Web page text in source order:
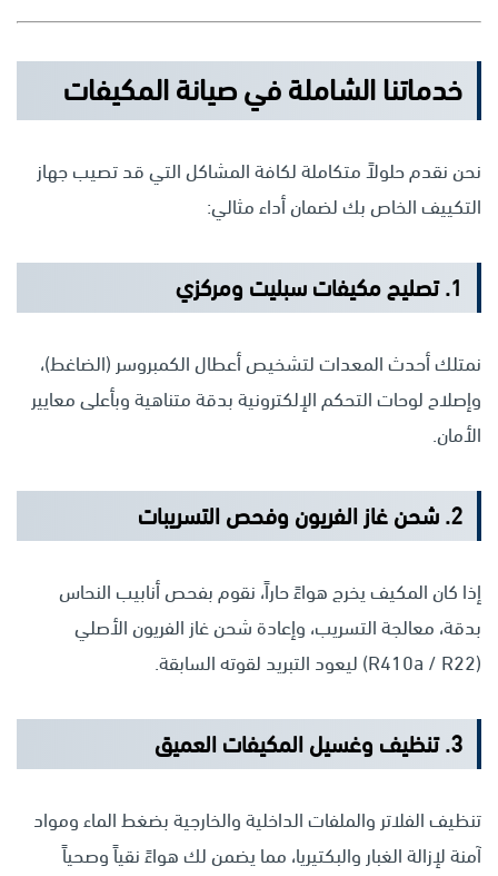
خدماتنا الشاملة في صيانة المكيفات
نحن نقدم حلولاً متكاملة لكافة المشاكل التي قد تصيب جهاز
التكييف الخاص بك لضمان أداء مثالي:
1. تصليح مكيفات سبليت ومركزي
نمتلك أحدث المعدات لتشخيص أعطال الكمبروسر (الضاغط)،
وإصلاح لوحات التحكم الإلكترونية بدقة متناهية وبأعلى معايير
الأمان.
2. شحن غاز الفريون وفحص التسريبات
إذا كان المكيف يخرج هواءً حاراً، نقوم بفحص أنابيب النحاس
بدقة، معالجة التسريب، وإعادة شحن غاز الفريون الأصلي
(R410a / R22) ليعود التبريد لقوته السابقة.
3. تنظيف وغسيل المكيفات العميق
تنظيف الفلاتر والملفات الداخلية والخارجية بضغط الماء ومواد
آمنة لإزالة الغبار والبكتيريا، مما يضمن لك هواءً نقياً وصحياً